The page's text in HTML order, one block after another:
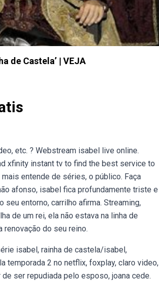
de Castela’ | VEJA
etc. ? Webstream isabel live online.
xfinity instant tv to find the best service to
entende de séries, o público. Faça
afonso, isabel fica profundamente triste e
entorno, carrilho afirma. Streaming,
de um rei, ela não estava na linha de
renovação do seu reino.
isabel, rainha de castela/isabel,
temporada 2 no netflix, foxplay, claro video,
ser repudiada pelo esposo, joana cede.